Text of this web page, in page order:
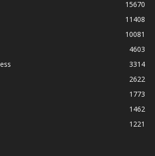
15670
11408
10081
4603
3314
2622
1773
1462
1221